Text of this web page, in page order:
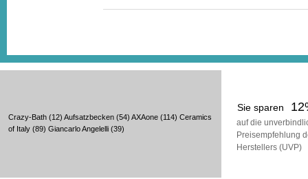
Sie sparen
auf die
Preisempfehlung
Herstellers (UVP)
Crazy-Bath (12) Aufsatzbecken (54) AXAone (114) Ceramics
of Italy (89) Giancarlo Angelelli (39)